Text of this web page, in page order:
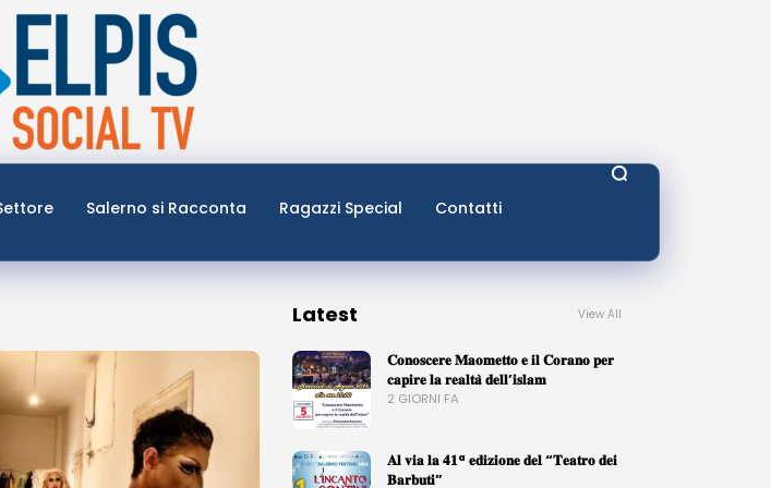
Salerno si Racconta Ragazzi Special Contatti
Latest View All
𝐂𝐨𝐧𝐨𝐬𝐜𝐞𝐫𝐞 𝐌𝐚𝐨𝐦𝐞𝐭𝐭𝐨 𝐞 𝐢𝐥 𝐂𝐨𝐫𝐚𝐧𝐨 𝐩𝐞𝐫
𝐜𝐚𝐩𝐢𝐫𝐞 𝐥𝐚 𝐫𝐞𝐚𝐥𝐭𝐚̀ 𝐝𝐞𝐥𝐥’𝐢𝐬𝐥𝐚𝐦
2 GIORNI FA
𝐀𝐥 𝐯𝐢𝐚 𝐥𝐚 𝟒𝟏ª 𝐞𝐝𝐢𝐳𝐢𝐨𝐧𝐞 𝐝𝐞𝐥 “𝐓𝐞𝐚𝐭𝐫𝐨 𝐝𝐞𝐢
𝐁𝐚𝐫𝐛𝐮𝐭𝐢”